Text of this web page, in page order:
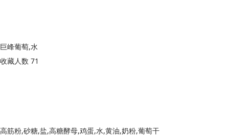
巨峰葡萄,水
收藏人数 71
高筋粉,砂糖,盐,高糖酵母,鸡蛋,水,黄油,奶粉,葡萄干